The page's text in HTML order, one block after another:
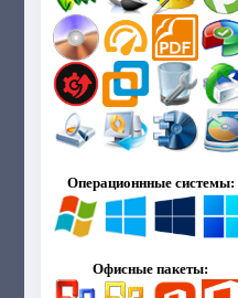
Операционнные системы:
Офисные пакеты: